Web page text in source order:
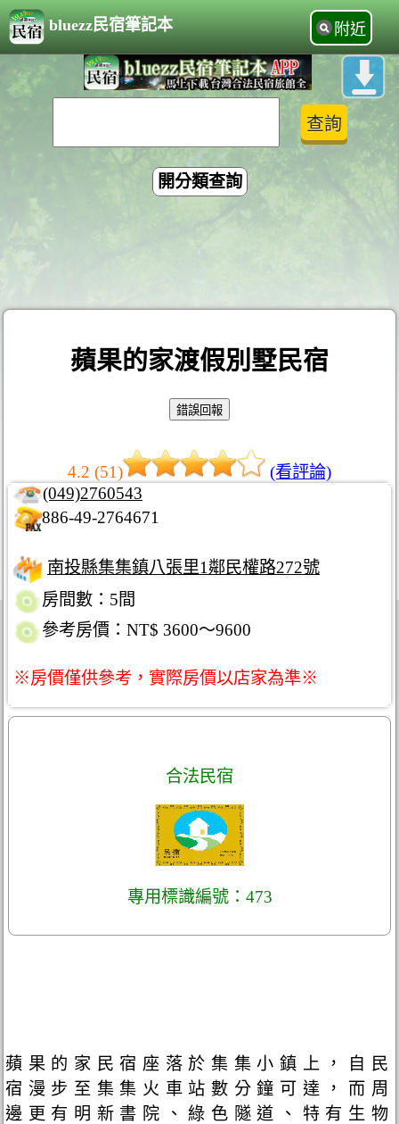
bluezz民宿筆記本 附近
開分類查詢
蘋果的家渡假別墅民宿
4.2 (51)
(看評論)
(049)2760543
886-49-2764671
南投縣集集鎮八張里1鄰民權路272號
房間數：5間
參考房價：NT$ 3600～9600
※房價僅供參考，實際房價以店家為準※
合法民宿
專用標識編號：473
蘋果的家民宿座落於集集小鎮上，自民
宿漫步至集集火車站數分鐘可達，而周
邊更有明新書院、綠色隧道、特有生物